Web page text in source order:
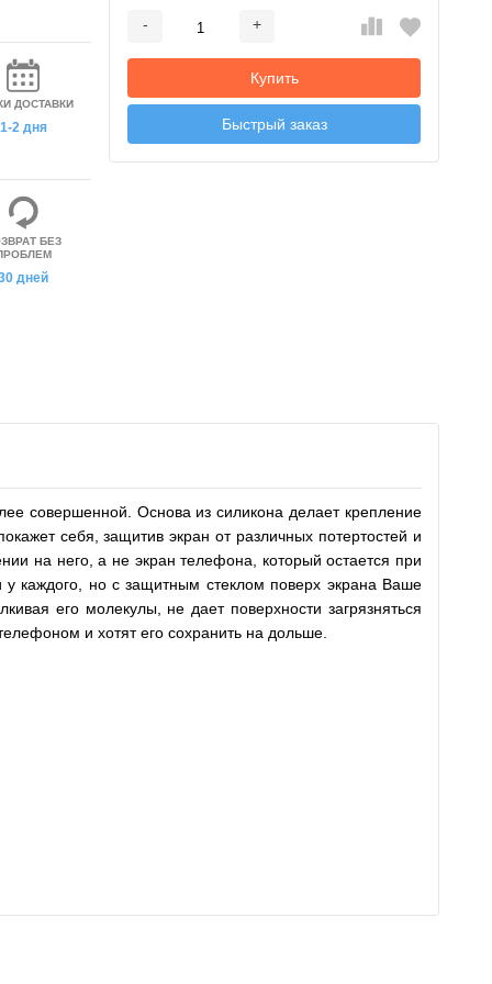
- +
Купить
Быстрый заказ
ДОСТАВКИ
1-2 дня
БЕЗ
дней
совершенной. Основа из силикона делает крепление
себя, защитив экран от различных потертостей и
на него, а не экран телефона, который остается при
у каждого, но с защитным стеклом поверх экрана Ваше
его молекулы, не дает поверхности загрязняться
и хотят его сохранить на дольше.